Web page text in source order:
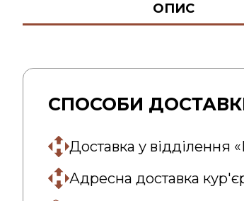
ОПИС
СПОСОБИ
Доставка у
Адресна доставка